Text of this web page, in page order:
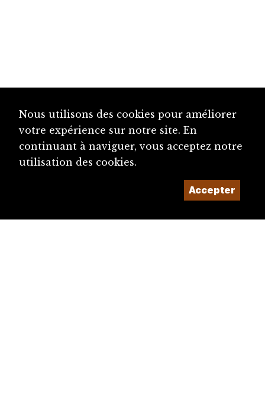
Nous utilisons des cookies pour améliorer
votre expérience sur notre site. En
continuant à naviguer, vous acceptez notre
utilisation des cookies.
Accepter